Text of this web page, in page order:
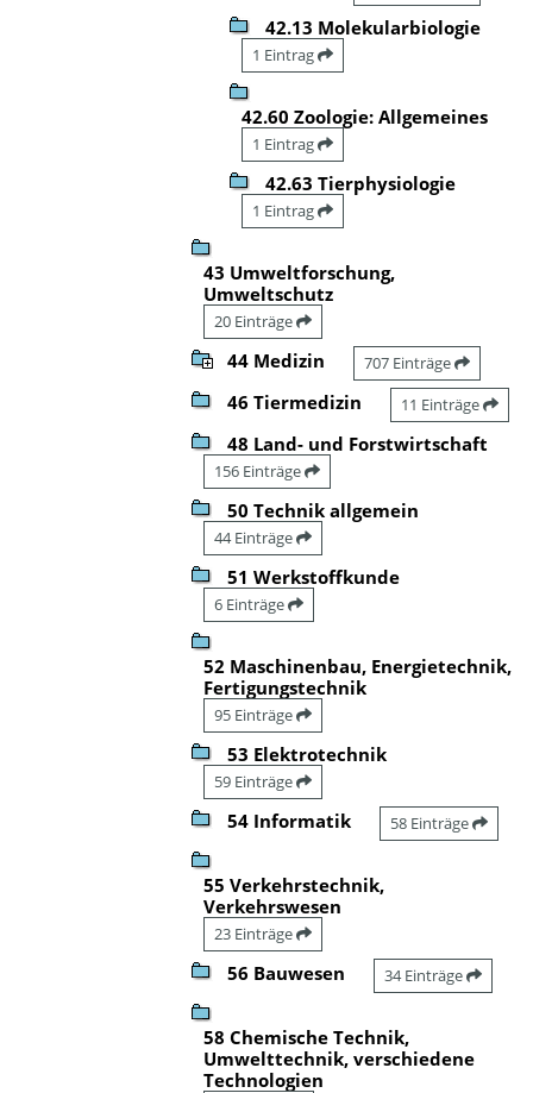
42.13 Molekularbiologie
1 Eintrag
42.60 Zoologie: Allgemeines
1 Eintrag
42.63 Tierphysiologie
1 Eintrag
43 Umweltforschung,
Umweltschutz
20 Einträge
44 Medizin 707 Einträge
46 Tiermedizin 11 Einträge
48 Land- und Forstwirtschaft
156 Einträge
50 Technik allgemein
44 Einträge
51 Werkstoffkunde
6 Einträge
52 Maschinenbau, Energietechnik,
Fertigungstechnik
95 Einträge
53 Elektrotechnik
59 Einträge
54 Informatik 58 Einträge
55 Verkehrstechnik,
Verkehrswesen
23 Einträge
56 Bauwesen 34 Einträge
58 Chemische Technik,
Umwelttechnik, verschiedene
Technologien